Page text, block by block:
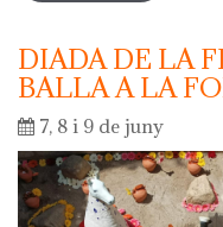
DIADA DE LA
BALLA A LA
7, 8 i 9 de juny